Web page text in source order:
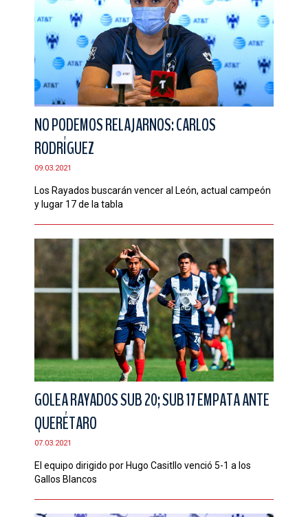
NO PODEMOS RELAJARNOS: CARLOS
RODRÍGUEZ
09.03.2021
Los Rayados buscarán vencer al León, actual campeón
y lugar 17 de la tabla
GOLEA RAYADOS SUB 20; SUB 17 EMPATA ANTE
QUERÉTARO
07.03.2021
El equipo dirigido por Hugo Casitllo venció 5-1 a los
Gallos Blancos